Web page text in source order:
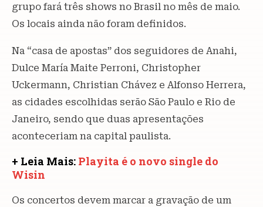
grupo fará três shows no Brasil no mês de maio.
Os locais ainda não foram definidos.
Na “casa de apostas” dos seguidores de Anahi,
Dulce María Maite Perroni, Christopher
Uckermann, Christian Chávez e Alfonso Herrera,
as cidades escolhidas serão São Paulo e Rio de
Janeiro, sendo que duas apresentações
aconteceriam na capital paulista.
+ Leia Mais: Playita é o novo single do
Wisin
Os concertos devem marcar a gravação de um